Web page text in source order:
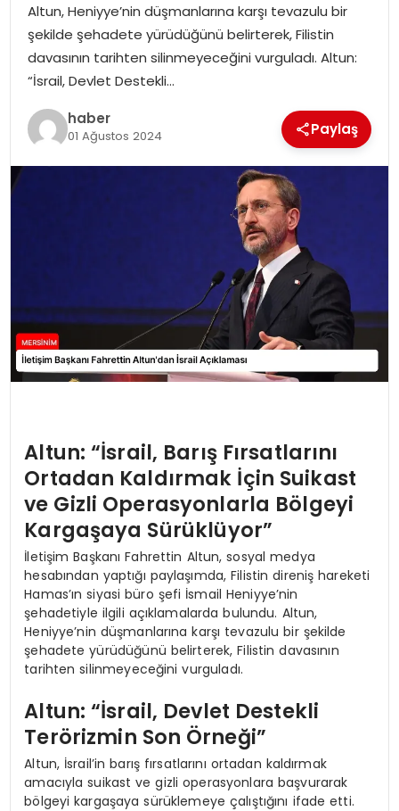
MAGAZIN
DÜNYA
OTOMOBIL
Altun, Heniyye’nin düşmanlarına karşı tevazulu bir
şekilde şehadete yürüdüğünü belirterek, Filistin
davasının tarihten silinmeyeceğini vurguladı. Altun:
“İsrail, Devlet Destekli…
haber
01 Ağustos 2024 Paylaş
Altun: “İsrail, Barış Fırsatlarını
Ortadan Kaldırmak İçin Suikast
ve Gizli Operasyonlarla Bölgeyi
Kargaşaya Sürüklüyor”
İletişim Başkanı Fahrettin Altun, sosyal medya
hesabından yaptığı paylaşımda, Filistin direniş hareketi
Hamas’ın siyasi büro şefi İsmail Heniyye’nin
şehadetiyle ilgili açıklamalarda bulundu. Altun,
Heniyye’nin düşmanlarına karşı tevazulu bir şekilde
şehadete yürüdüğünü belirterek, Filistin davasının
tarihten silinmeyeceğini vurguladı.
Altun: “İsrail, Devlet Destekli
Terörizmin Son Örneği”
Altun, İsrail’in barış fırsatlarını ortadan kaldırmak
amacıyla suikast ve gizli operasyonlara başvurarak
bölgeyi kargaşaya sürüklemeye çalıştığını ifade etti.